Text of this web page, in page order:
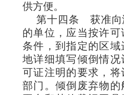
供方便。
第十四条 获准
的单位，应当按许可
条件，到指定的区
地详细填写倾倒情
可证注明的要求，
部门。倾倒废弃物的